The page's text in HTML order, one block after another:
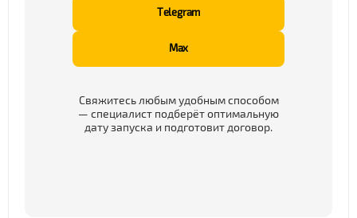
Telegram
Max
Свяжитесь любым удобным способом
— специалист подберёт оптимальную
дату запуска и подготовит договор.